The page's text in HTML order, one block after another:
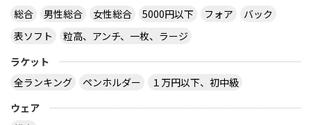
総合
男性総合 女性総合 5000円以下 フォア
バック
表ソフト
粒高、アンチ、一枚、ラージ
ラケット
全ランキング
ペンホルダー
１万円以下、初中級
ウェア